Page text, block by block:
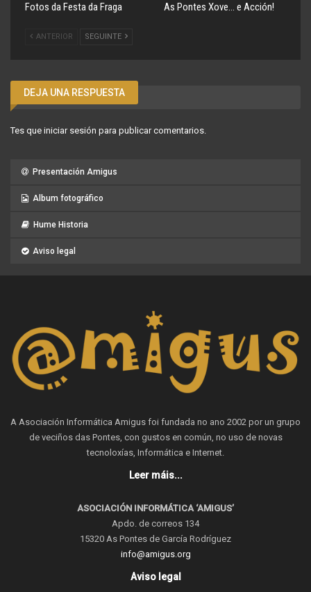
Fotos da Festa da Fraga As Pontes Xove… e Acción!
ANTERIOR SEGUINTE
DEJA UNA RESPUESTA
Tes que iniciar sesión para publicar comentarios.
Presentación Amigus
Album fotográfico
Hume Historia
Aviso legal
A Asociación Informática Amigus foi fundada no ano 2002 por un grupo
de veciños das Pontes, con gustos en común, no uso de novas
tecnoloxías, Informática e Internet.
Leer máis...
ASOCIACIÓN INFORMÁTICA ‘AMIGUS’
Apdo. de correos 134
15320 As Pontes de García Rodríguez
info@amigus.org
Aviso legal